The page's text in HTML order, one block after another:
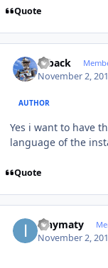
Quote
ryback
November 2,
AUTHOR
Yes i want to have
language of the
Quote
ianymaty
November 2,